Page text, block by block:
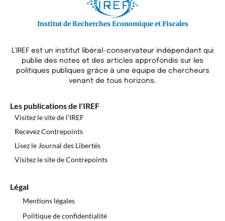
Institut de Recherches Economique et Fiscales
L’IREF est un institut libéral-conservateur indépendant qui
publie des notes et des articles approfondis sur les
politiques publiques grâce à une équipe de chercheurs
venant de tous horizons.
Les publications de l'IREF
Visitez le site de l’IREF
Recevez Contrepoints
Lisez le Journal des Libertés
Visitez le site de Contrepoints
Légal
Mentions légales
Politique de confidentialité